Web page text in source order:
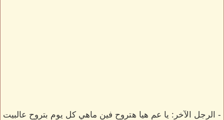
- الرجل الآخر: يا عم هيا هتروح فين ماهي كل يوم بتروح عالبيت